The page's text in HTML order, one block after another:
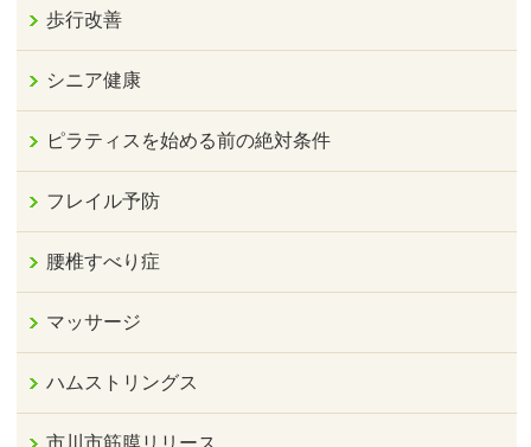
歩行改善
シニア健康
ピラティスを始める前の絶対条件
フレイル予防
腰椎すべり症
マッサージ
ハムストリングス
市川市筋膜リリース